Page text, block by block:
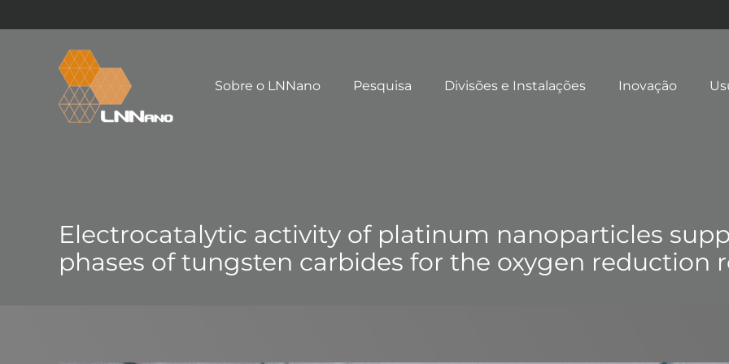
Sobre o LNNano Pesquisa Divisões e Instalações Inovação
Electrocatalytic activity of platinum nanoparticles
phases of tungsten carbides for the oxygen reduction